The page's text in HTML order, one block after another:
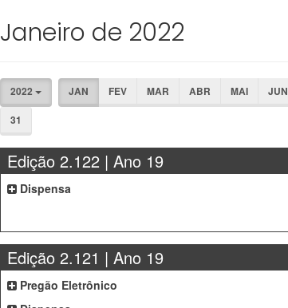
Janeiro de 2022
2022 JAN FEV MAR ABR MAI JUN
31
Edição 2.122 | Ano 19
Dispensa
Edição 2.121 | Ano 19
Pregão Eletrônico